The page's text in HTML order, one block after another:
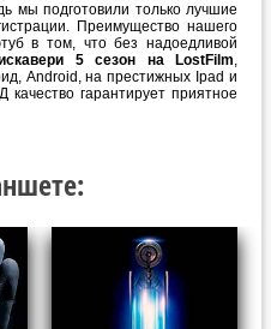
мы подготовили только лучшие
Преимущество нашего
в том, что без надоедливой
5 сезон на LostFilm,
Android, на престижных Ipad и
гарантирует приятное